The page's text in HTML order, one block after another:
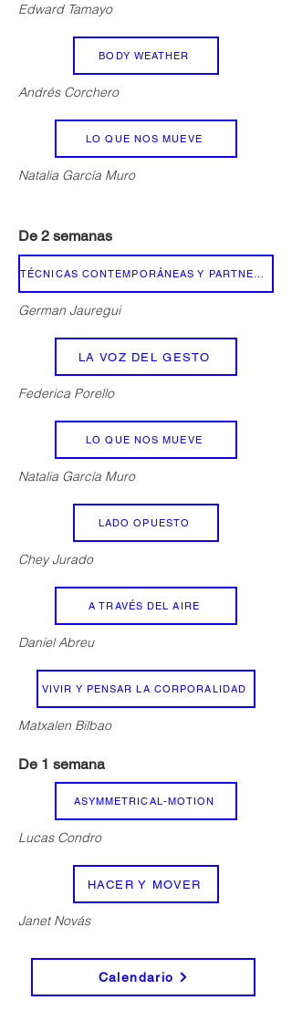
Edward Tamayo
BODY WEATHER
Andrés Corchero
LO QUE NOS MUEVE
Natalia García Muro
TÉCNICAS CONTEMPORÁNEAS Y PARTNERING
German Jauregui
LA VOZ DEL GESTO
Federica Porello
LO QUE NOS MUEVE
Natalia García Muro
LADO OPUESTO
Chey Jurado
A TRAVÉS DEL AIRE
Daniel Abreu
VIVIR Y PENSAR LA CORPORALIDAD
Matxalen Bilbao
De 1 semana
ASYMMETRICAL-MOTION
Lucas Condro
HACER Y MOVER
Janet Novás
De 2 semanas
Calendario